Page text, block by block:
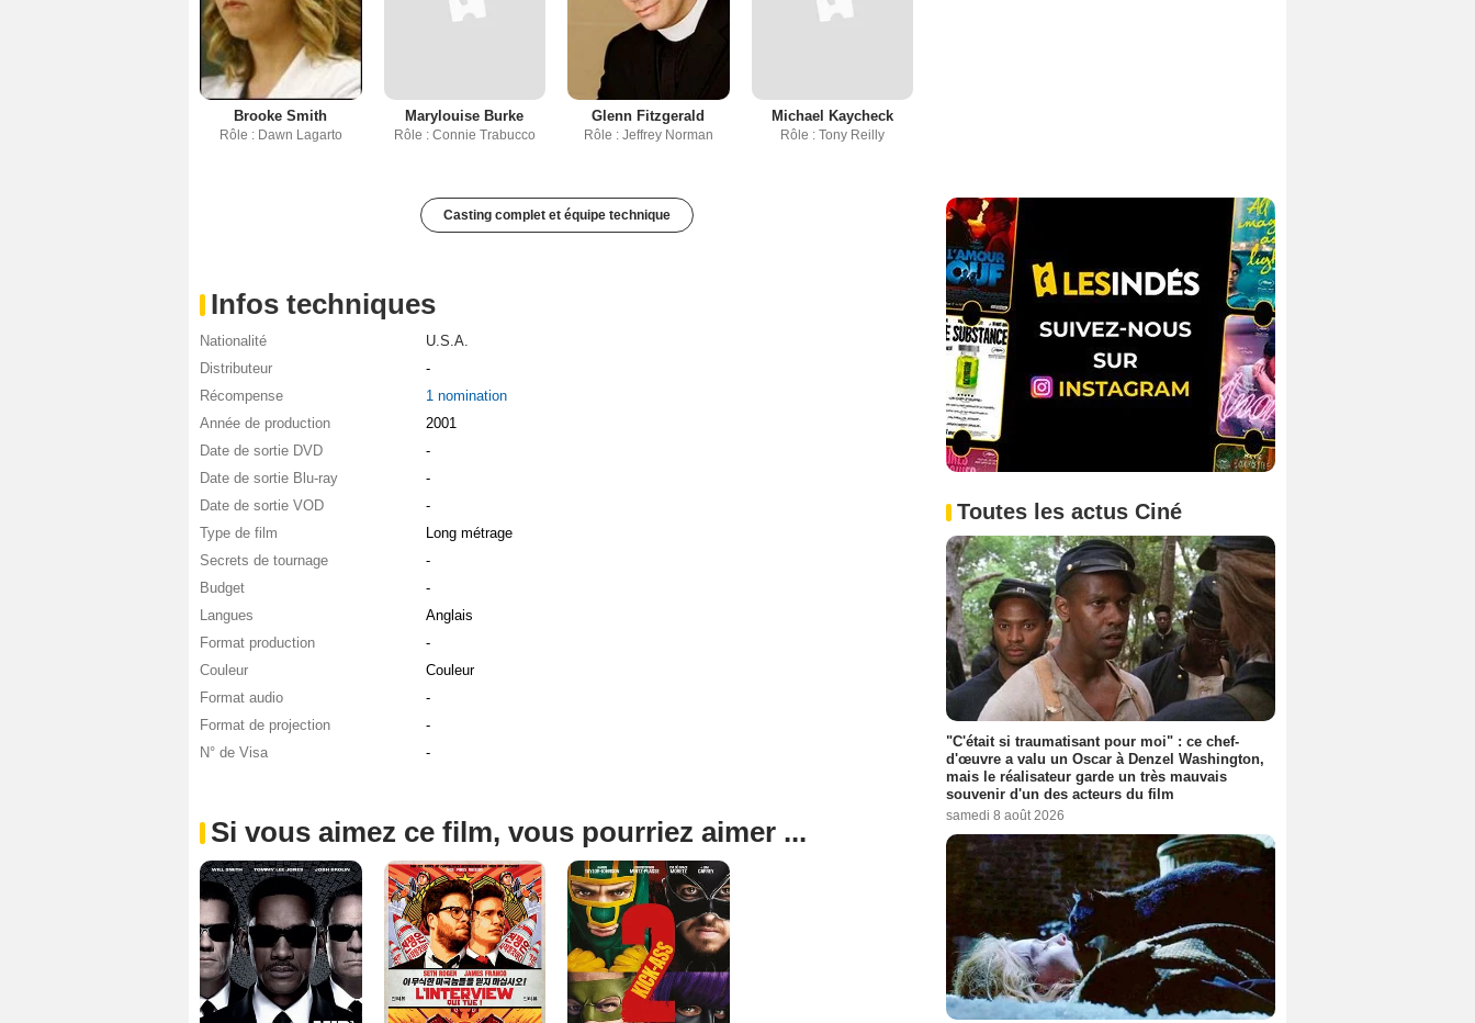
Brooke Smith
Rôle : Dawn Lagarto
Marylouise Burke
Rôle : Connie Trabucco
Glenn Fitzgerald
Rôle : Jeffrey Norman
Michael Kaycheck
Rôle : Tony Reilly
Casting complet et équipe technique
Infos techniques
Nationalité
U.S.A.
Distributeur
-
Récompense
1 nomination
Année de production
2001
Date de sortie DVD
-
Date de sortie Blu-ray
-
Date de sortie VOD
-
Type de film
Long métrage
Secrets de tournage
-
Budget
-
Langues
Anglais
Format production
-
Couleur
Couleur
Format audio
-
Format de projection
-
N° de Visa
-
Si vous aimez ce film, vous pourriez aimer ...
Toutes les actus Ciné
"C'était si traumatisant pour moi" : ce chef-
d'œuvre a valu un Oscar à Denzel Washington,
mais le réalisateur garde un très mauvais
souvenir d'un des acteurs du film
samedi 8 août 2026